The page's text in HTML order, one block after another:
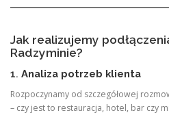
Jak realizujemy
Radzyminie?
1. Analiza potrzeb klienta
Rozpoczynamy od szczegółowej
– czy jest to restauracja, hotel, bar czy